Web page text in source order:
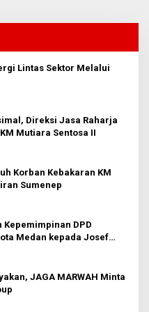
Lintas Sektor Melalui
Direksi Jasa Raharja
Mutiara Sentosa II
Korban Kebakaran KM
Sumenep
DPD
Medan kepada Josef
JAGA MARWAH Minta